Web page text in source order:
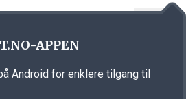
Offshore Norway
APPEN
Android for enklere tilgang til